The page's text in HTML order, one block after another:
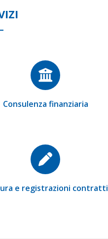
Consulenza finanziaria
e registrazioni contratti